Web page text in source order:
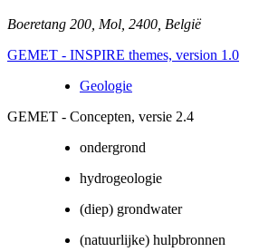
Boeretang 200 Mol 2400 België
GEMET - INSPIRE themes, version 1.0
Geologie
GEMET - Concepten, versie 2.4
ondergrond
hydrogeologie
(diep) grondwater
(natuurlijke) hulpbronnen